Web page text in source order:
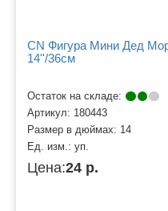
CN Фигура Мини Дед
14''/36см
Остаток на складе:
Артикул: 180443
Размер в дюймах: 14
Ед. изм.: уп.
Цена:24 р.